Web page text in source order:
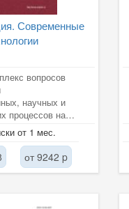
Современные
вопросов
научных и
процессов на
достижений в
от 1 мес.
от 9242 p